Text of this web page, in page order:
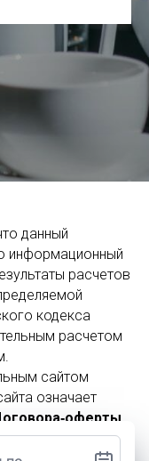
данный
информационный
расчетов
кодекса
расчетом
сайтом
означает
с условиями